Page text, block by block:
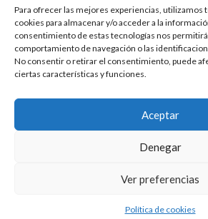
Para ofrecer las mejores experiencias, utilizamos
cookies para almacenar y/o acceder a la
consentimiento de estas tecnologías nos
comportamiento de navegación o las
No consentir o retirar el consentimiento, puede
ciertas características y funciones.
Aceptar
Denegar
Ver preferencias
Política de cookies
Aviso Legal Política de privacidad
ASOCIACIÓN DE TALLERES DE
AUTOMÓVILES • CIF:
Mediación, Arbitraje y Conciliación, de la
Puedes aprender más sobre qué